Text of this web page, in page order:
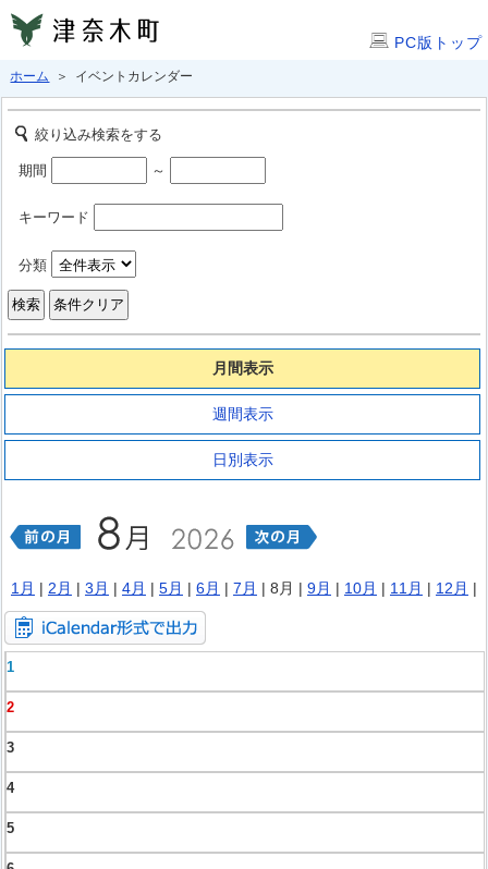
PC版トップ
ホーム ＞ イベントカレンダー
絞り込み検索をする
期間 ～
キーワード
分類
月間表示
週間表示
日別表示
1月 | 2月 | 3月 | 4月 | 5月 | 6月 | 7月 | 8月 | 9月 | 10月 | 11月 | 12月 |
1
2
3
4
5